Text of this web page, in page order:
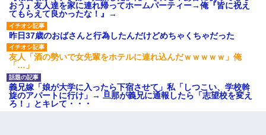
おう』友人達を家に連れ帰ってホームパーティー→俺『皆に祝え
てもらえて良かったな！』→
昨日37歳のおばさんと行為したんだけどめちゃくちゃだった
友人「酒の勢いで女先輩をホテルに連れ込んだｗｗｗｗｗ」俺
「…」
義兄嫁「娘が大学に入ったら下宿させて」私「しつこい、学校斡
旋のアパートに行け」→ 旦那が義兄に通報したら「志望校を変え
ろ！」とキレて・・・